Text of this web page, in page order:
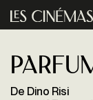
Aller au contenu
De Dino Risi